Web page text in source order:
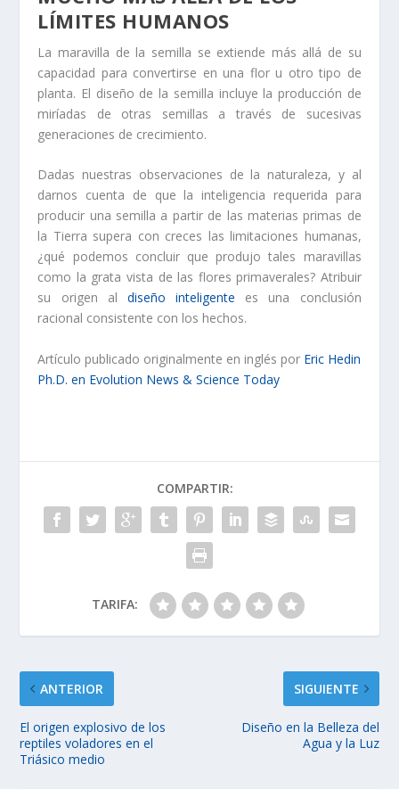
LÍMITES HUMANOS
La maravilla de la semilla se extiende más allá de su
capacidad para convertirse en una flor u otro tipo de
planta. El diseño de la semilla incluye la producción de
miríadas de otras semillas a través de sucesivas
generaciones de crecimiento.
Dadas nuestras observaciones de la naturaleza, y al
darnos cuenta de que la inteligencia requerida para
producir una semilla a partir de las materias primas de
la Tierra supera con creces las limitaciones humanas,
¿qué podemos concluir que produjo tales maravillas
como la grata vista de las flores primaverales? Atribuir
su origen al diseño inteligente es una conclusión
racional consistente con los hechos.
Artículo publicado originalmente en inglés por Eric Hedin
Ph.D. en Evolution News & Science Today
COMPARTIR:
TARIFA:
ANTERIOR
El origen explosivo de los
reptiles voladores en el
Triásico medio
SIGUIENTE
Diseño en la Belleza del
Agua y la Luz